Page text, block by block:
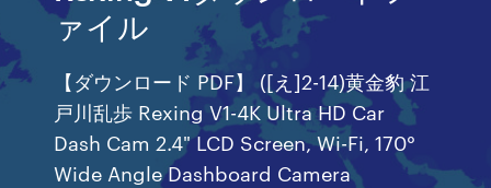
ァイル
【ダウンロード PDF】 ([え]2-14)黄金豹 江
戸川乱歩 Rexing V1-4K Ultra HD Car
Dash Cam 2.4" LCD Screen, Wi-Fi, 170°
Wide Angle Dashboard Camera